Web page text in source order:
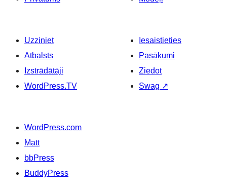
Uzziniet
Atbalsts
Izstrādātāji
WordPress.TV
Iesaistieties
Pasākumi
Ziedot
Swag ↗
WordPress.com
Matt
bbPress
BuddyPress